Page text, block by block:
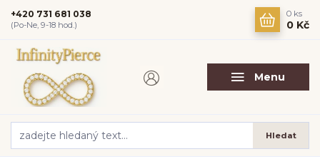
Menu
Hledat
+420 731 681 038
(Po-Ne, 9-18 hod.)
0 ks
0 Kč